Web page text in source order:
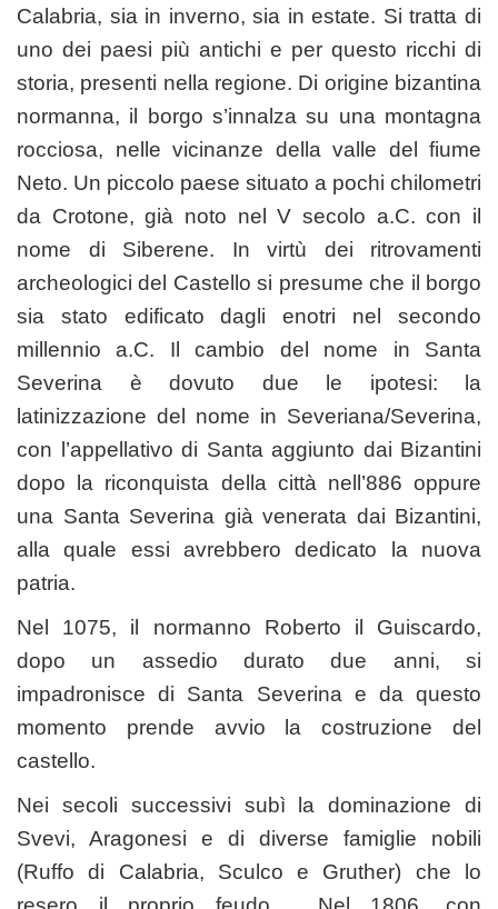
Calabria, sia in inverno, sia in estate. Si tratta di
uno dei paesi più antichi e per questo ricchi di
storia, presenti nella regione. Di origine bizantina
normanna, il borgo s’innalza su una montagna
rocciosa, nelle vicinanze della valle del fiume
Neto. Un piccolo paese situato a pochi chilometri
da Crotone, già noto nel V secolo a.C. con il
nome di Siberene. In virtù dei ritrovamenti
archeologici del Castello si presume che il borgo
sia stato edificato dagli enotri nel secondo
millennio a.C. Il cambio del nome in Santa
Severina è dovuto due le ipotesi: la
latinizzazione del nome in Severiana/Severina,
con l’appellativo di Santa aggiunto dai Bizantini
dopo la riconquista della città nell’886 oppure
una Santa Severina già venerata dai Bizantini,
alla quale essi avrebbero dedicato la nuova
patria.
Nel 1075, il normanno Roberto il Guiscardo,
dopo un assedio durato due anni, si
impadronisce di Santa Severina e da questo
momento prende avvio la costruzione del
castello.
Nei secoli successivi subì la dominazione di
Svevi, Aragonesi e di diverse famiglie nobili
(Ruffo di Calabria, Sculco e Gruther) che lo